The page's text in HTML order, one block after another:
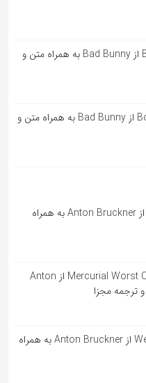
آهنگ اسپانیایی BOKeTE از Bad Bunny به همراه متن و
آهنگ اسپانیایی Booker T از Bad Bunny به همراه متن و
آهنگ آلمانی Zerrissen از Anton Bruckner به همراه
آهنگ آلمانی Mercurial Worst Case Band از Anton
آهنگ آلمانی Wer wir sind از Anton Bruckner به همراه